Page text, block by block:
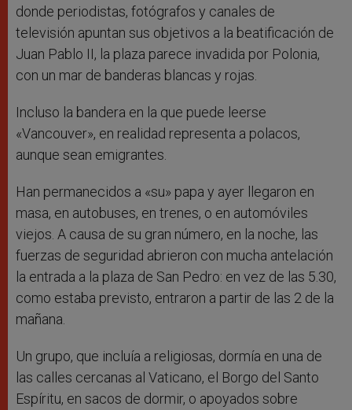
donde periodistas, fotógrafos y canales de
televisión apuntan sus objetivos a la beatificación de
Juan Pablo II, la plaza parece invadida por Polonia,
con un mar de banderas blancas y rojas.
Incluso la bandera en la que puede leerse
«Vancouver», en realidad representa a polacos,
aunque sean emigrantes.
Han permanecidos a «su» papa y ayer llegaron en
masa, en autobuses, en trenes, o en automóviles
viejos. A causa de su gran número, en la noche, las
fuerzas de seguridad abrieron con mucha antelación
la entrada a la plaza de San Pedro: en vez de las 5.30,
como estaba previsto, entraron a partir de las 2 de la
mañana.
Un grupo, que incluía a religiosas, dormía en una de
las calles cercanas al Vaticano, el Borgo del Santo
Espíritu, en sacos de dormir, o apoyados sobre